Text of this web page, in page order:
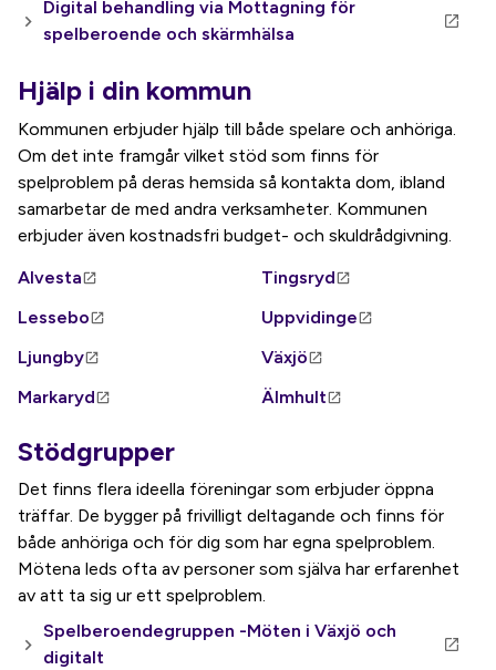
Digital behandling via Mottagning för
spelberoende och skärmhälsa
Hjälp i din kommun
Kommunen erbjuder hjälp till både spelare och anhöriga.
Om det inte framgår vilket stöd som finns för
spelproblem på deras hemsida så kontakta dom, ibland
samarbetar de med andra verksamheter. Kommunen
erbjuder även kostnadsfri budget- och skuldrådgivning.
Alvesta
Lessebo
Ljungby
Markaryd
Tingsryd
Uppvidinge
Växjö
Älmhult
Stödgrupper
Det finns flera ideella föreningar som erbjuder öppna
träffar. De bygger på frivilligt deltagande och finns för
både anhöriga och för dig som har egna spelproblem.
Mötena leds ofta av personer som själva har erfarenhet
av att ta sig ur ett spelproblem.
Spelberoendegruppen -Möten i Växjö och
digitalt